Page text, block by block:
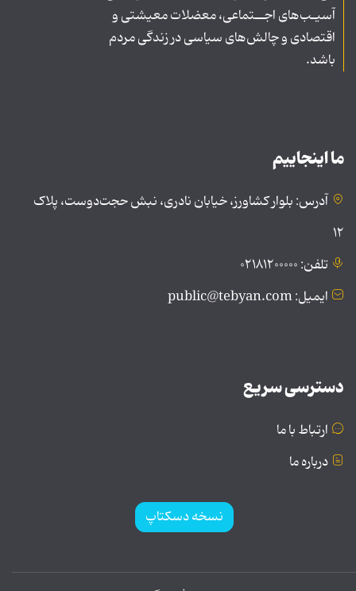
آسیـب‌های اجــتماعی، معضلات معیشتی و
اقتصادی و چالش‌های سیاسی در زندگی مردم
باشد.
ما اینجاییم
آدرس: بلوار کشاورز، خیابان نادری، نبش حجت‌دوست، پلاک
۱۲
تلفن: ۰۲۱۸۱۲۰۰۰۰۰
ایمیل: public@tebyan.com
دسترسی سریع
ارتباط با ما
درباره ما
نسخه دسکتاپ